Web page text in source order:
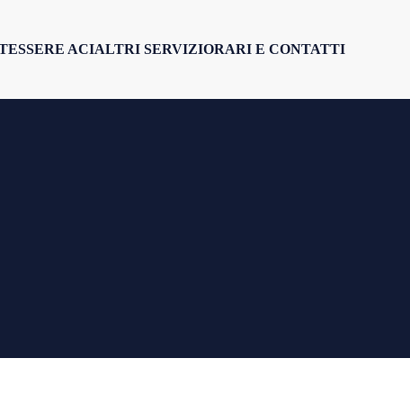
ACIALTRI SERVIZIORARI E CONTATTI